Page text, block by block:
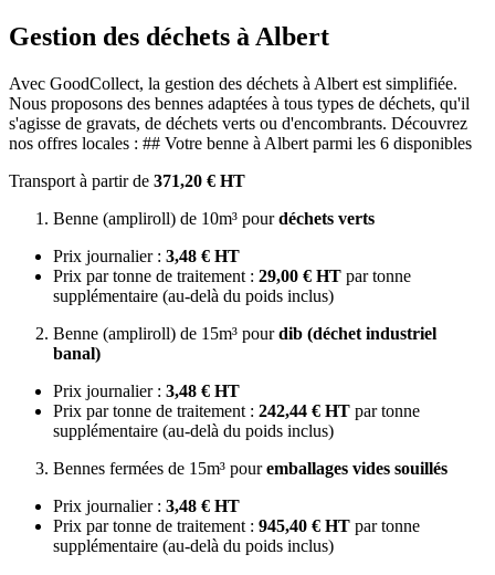
Gestion des déchets à Albert
Avec GoodCollect, la gestion des déchets à Albert est simplifiée.
Nous proposons des bennes adaptées à tous types de déchets, qu'il
s'agisse de gravats, de déchets verts ou d'encombrants. Découvrez
nos offres locales : ## Votre benne à Albert parmi les 6 disponibles
Transport à partir de 371,20 € HT
Benne (ampliroll) de 10m³ pourdéchets verts
Prix journalier : 3,48 € HT
Prix par tonne de traitement : 29,00 € HT par tonne
supplémentaire (au-delà du poids inclus)
Benne (ampliroll) de 15m³ pourdib (déchet industriel
banal)
Prix journalier : 3,48 € HT
Prix par tonne de traitement : 242,44 € HT par tonne
supplémentaire (au-delà du poids inclus)
Bennes fermées de 15m³ pouremballages vides souillés
Prix journalier : 3,48 € HT
Prix par tonne de traitement : 945,40 € HT par tonne
supplémentaire (au-delà du poids inclus)